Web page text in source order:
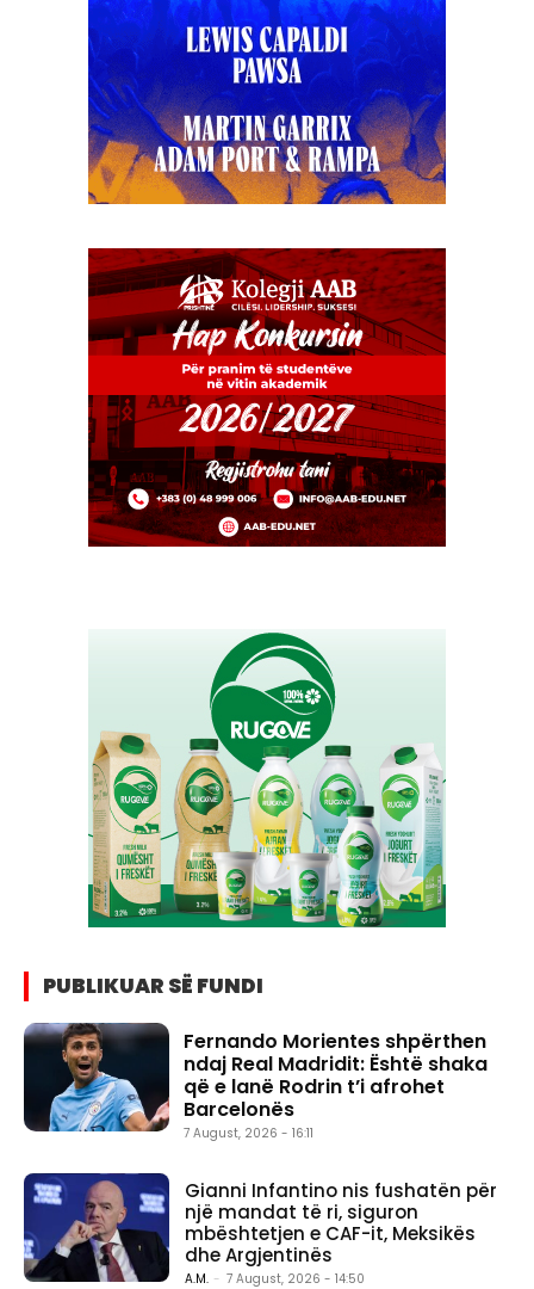
PUBLIKUAR SË FUNDI
Fernando Morientes shpërthen
ndaj Real Madridit: Është shaka
që e lanë Rodrin t’i afrohet
Barcelonës
7 August, 2026 - 16:11
Gianni Infantino nis fushatën për
një mandat të ri, siguron
mbështetjen e CAF-it, Meksikës
dhe Argjentinës
A.M. - 7 August, 2026 - 14:50